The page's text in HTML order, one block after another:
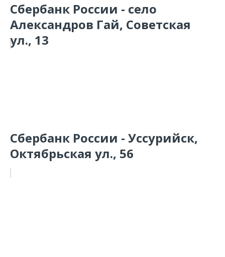
Сбербанк России - село
Александров Гай, Советская
ул., 13
Сбербанк России - Уссурийск,
Октябрьская ул., 56